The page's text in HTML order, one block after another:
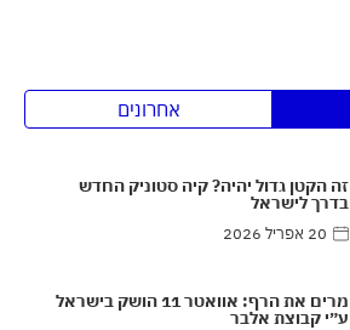
אחרונים
זה הקטן גדול יהיה? קיה סטוניק החדש
בדרך לישראל
20 אפריל 2026
מרים את הרף: אוואטר 11 הושק בישראל
ע״י קבוצת אלבר